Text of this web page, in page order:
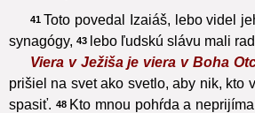
41 Toto povedal Izaiáš, lebo videl
synagógy, 43 lebo ľudskú slávu mali
Viera v Ježiša je viera v Boha
prišiel na svet ako svetlo, aby nik, kto
spasiť. 48 Kto mnou pohŕda a